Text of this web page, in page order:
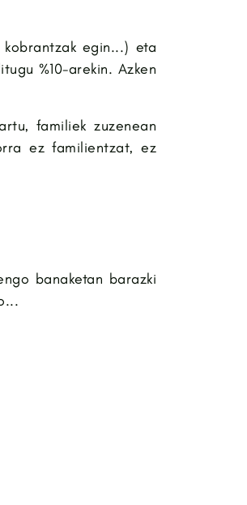
egin...) eta
%10-arekin. Azken
familiek zuzenean
ez familientzat, ez
banaketan barazki